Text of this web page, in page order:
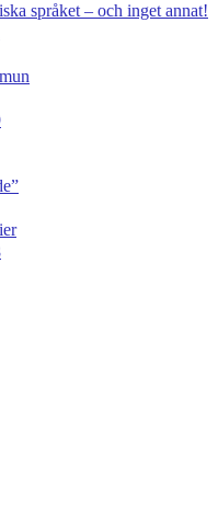
språket – och inget annat!